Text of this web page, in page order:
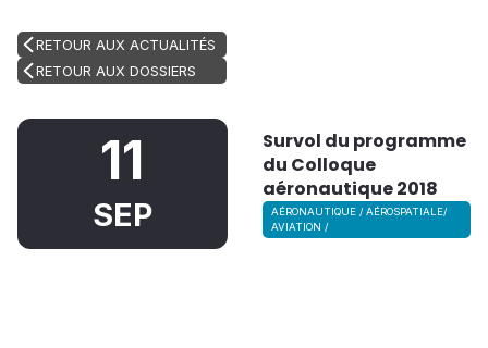
RETOUR AUX ACTUALITÉS
RETOUR AUX DOSSIERS
11
SEP
Survol du programme
du Colloque
aéronautique 2018
AÉRONAUTIQUE / AÉROSPATIALE/
AVIATION /